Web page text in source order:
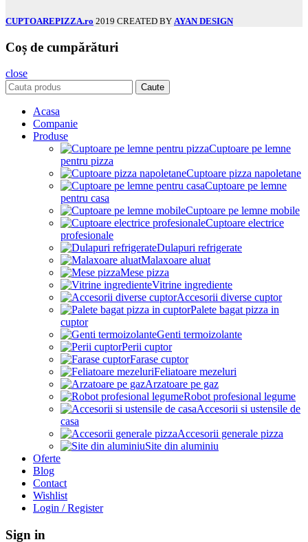
CUPTOAREPIZZA.ro 2019 CREATED BY AYAN DESIGN
Coș de cumpărături
close
Caute
Acasa
Companie
Produse
Cuptoare pe lemne
pentru pizza
Cuptoare pizza napoletane
Cuptoare pe lemne
pentru casa
Cuptoare pe lemne mobile
Cuptoare electrice
profesionale
Dulapuri refrigerate
Malaxoare aluat
Mese pizza
Vitrine ingrediente
Accesorii diverse cuptor
Palete bagat pizza in
cuptor
Genti termoizolante
Perii cuptor
Farase cuptor
Feliatoare mezeluri
Arzatoare pe gaz
Robot profesional legume
Accesorii si ustensile de
casa
Accesorii generale pizza
Site din aluminiu
Oferte
Blog
Contact
Wishlist
Login / Register
Sign in